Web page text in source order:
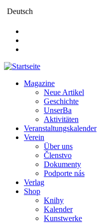
Direkt
Deutsch
navigation
Magazine
Neue Artikel
Geschichte
UnserBa
Aktivitäten
Veranstaltungskalender
Verein
Über uns
Členstvo
Dokumenty
Podporte nás
Verlag
Shop
Knihy
Kalender
Kunstwerke